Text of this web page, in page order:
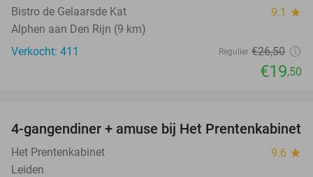
Bistro de Gelaarsde Kat 9.1 star
Alphen aan Den Rijn (9 km)
Verkocht: 411
Regulier €26,50
€19,50
37%
4-gangendiner + amuse bij Het Prentenkabinet
Het Prentenkabinet 9.6 star
Leiden